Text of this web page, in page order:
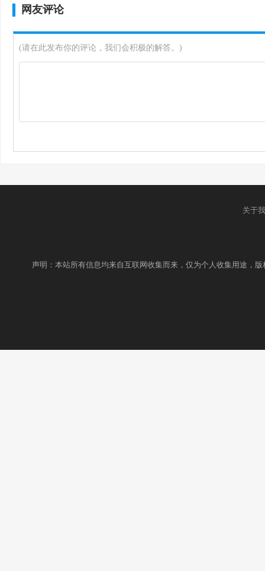
网友评论
(请在此发布你的评论，我们会积极的解答。)
关于
声明：本站所有信息均来自互联网收集而来，仅为个人收集用途，